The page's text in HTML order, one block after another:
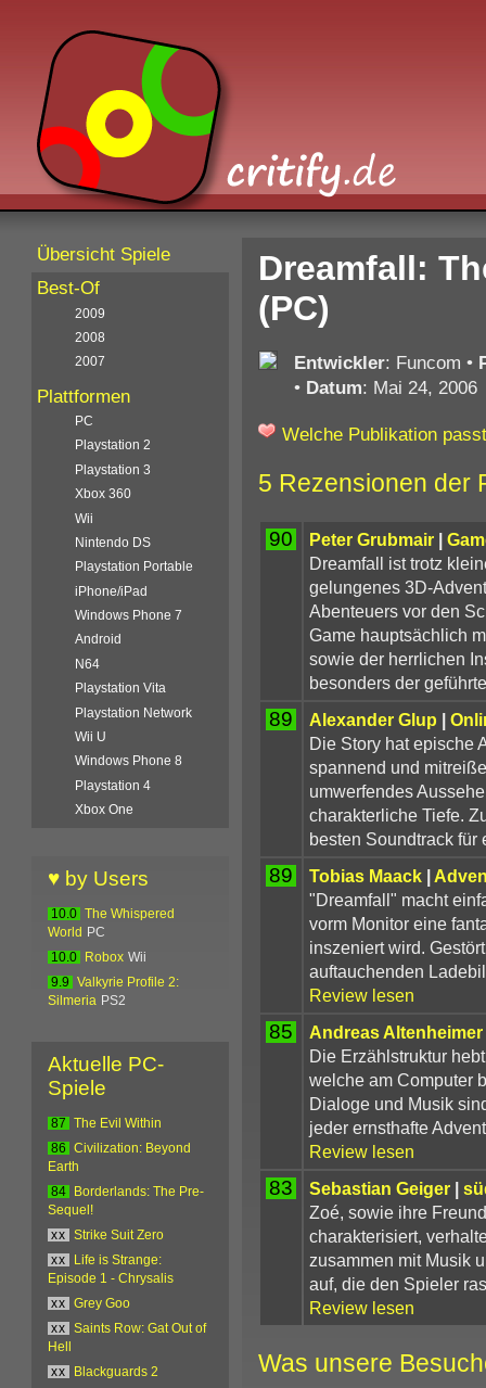
Dreamfall:
(PC)
Entwickler: Funcom •
• Datum: Mai 24, 2006
Welche Publikation
5 Rezensionen der
90 Peter Grubmair|
Dreamfall ist trotz
gelungenes 3D-
Abenteuers vor den
Game hauptsächlich
sowie der herrlichen
besonders der
89 Alexander Glup |
Die Story hat epische
spannend und
umwerfendes
charakterliche Tiefe.
besten Soundtrack für
89 Tobias Maack|
"Dreamfall" macht
vorm Monitor eine
inszeniert wird.
auftauchenden
Review lesen
85 Andreas Altenheimer
Die Erzählstruktur
welche am Computer
Dialoge und Musik
jeder ernsthafte
Review lesen
83 Sebastian Geiger|
Zoé, sowie ihre
charakterisiert,
zusammen mit Musik
auf, die den Spieler
Review lesen
Was unsere
Übersicht Spiele
Best-Of
2009
2008
2007
Plattformen
PC
Playstation 2
Playstation 3
Xbox 360
Wii
Nintendo DS
Playstation Portable
iPhone/iPad
Windows Phone 7
Android
N64
Playstation Vita
Playstation Network
Wii U
Windows Phone 8
Playstation 4
Xbox One
♥ by Users
10.0
The Whispered
World
PC
10.0
Robox Wii
9.9
Valkyrie Profile 2:
Silmeria PS2
Aktuelle PC-
Spiele
87
The Evil Within
86
Civilization: Beyond
Earth
84
Borderlands: The Pre-
Sequel!
xx
Strike Suit Zero
xx
Life is Strange:
Episode 1 - Chrysalis
xx
Grey Goo
xx
Saints Row: Gat Out of
Hell
xx
Blackguards 2